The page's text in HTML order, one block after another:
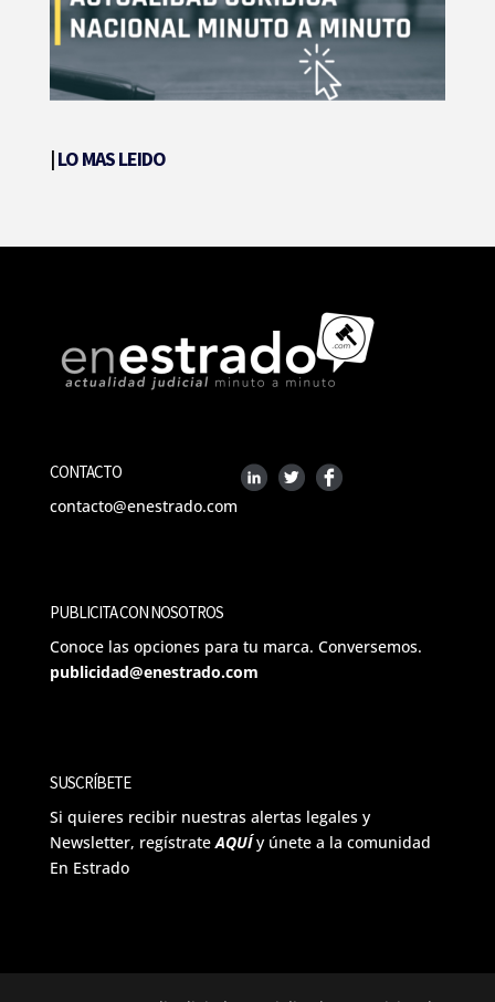
|LO MAS LEIDO
CONTACTO
contacto@enestrado.com
PUBLICITA CON NOSOTROS
Conoce las opciones para tu marca. Conversemos.
publicidad@enestrado.com
SUSCRÍBETE
Si quieres recibir nuestras alertas legales y
Newsletter, regístrateAQUÍ y únete a la comunidad
En Estrado